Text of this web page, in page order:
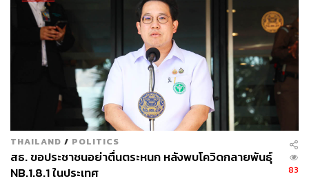
ธุรกิจ การตลาด เทคโนโลยี และชอบสำรวจ
โลกออฟไลน์และออนไลน์มาถอดรหัสความ
เคลื่อนไหวให้เป็นเรื่องเข้าใจง่าย สนุก และได้
ไอเดียใหม่ๆ
THAILAND / POLITICS
สธ. ขอประชาชนอย่าตื่นตระหนก หลังพบโควิดกลายพันธุ์
NB.1.8.1 ในประเทศ
83